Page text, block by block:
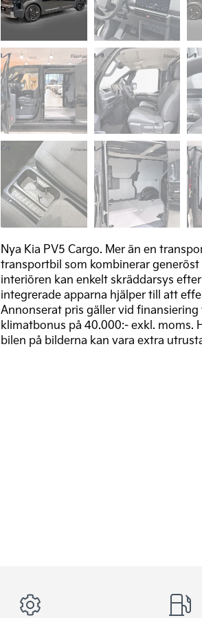
Nya Kia PV5 Cargo. Mer än en
transportbil som kombinerar
interiören kan enkelt skräddarsys
integrerade apparna hjälper till att
Annonserat pris gäller vid
klimatbonus på 40.000:- exkl. moms.
bilen på bilderna kan vara extra